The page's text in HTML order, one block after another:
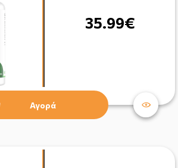
35.99€
Αγορά